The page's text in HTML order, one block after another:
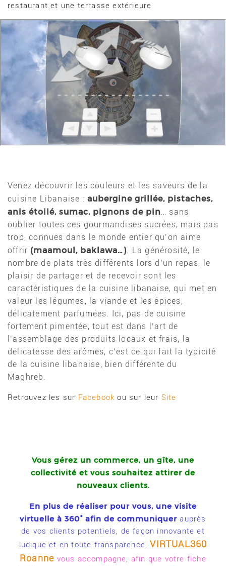
restaurant et une terrasse extérieure
Venez découvrir les couleurs et les saveurs de la
cuisine Libanaise : aubergine grillée, pistaches,
anis étoilé, sumac, pignons de pin… sans
oublier toutes ces gourmandises sucrées, mais pas
trop, connues dans le monde entier qu’on aime
offrir (maamoul, baklawa…). La générosité, le
nombre de plats très différents lors d’un repas, le
plaisir de partager et de recevoir sont les
caractéristiques de la cuisine libanaise, qui met en
valeur les légumes, la viande et les épices,
délicatement parfumées. Ici, pas de cuisine
fortement pimentée, tout est dans l’art de
l’assemblage des produits locaux et frais, la
délicatesse des arômes, c’est ce qui fait la typicité
de la cuisine libanaise, bien différente du
Maghreb.
Retrouvez les sur Facebook ou sur leur Site
Vous gérez un commerce, un gîte, une
collectivité etvous souhaitez attirer de
nouveaux clients.
En plus de réaliser pour vous, une visite
virtuelle à 360° afin de communiquer auprès
de vos clients potentiels, de façon innovante et
ludique et en toute transparence, VIRTUAL360
Roanne vous accompagne, afin que votre fiche